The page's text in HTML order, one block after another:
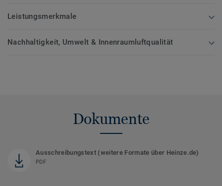
Leistungsmerkmale
Nachhaltigkeit, Umwelt & Innenraumluftqualität
Dokumente
Ausschreibungstext (weitere Formate über Heinze.de)
PDF